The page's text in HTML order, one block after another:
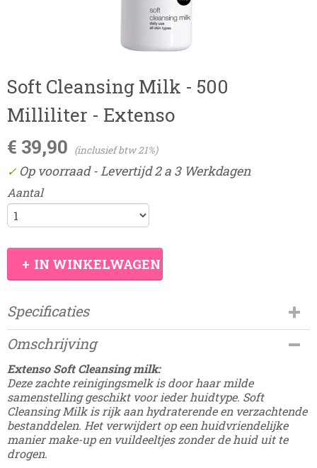
Soft Cleansing Milk - 500
Milliliter - Extenso
€ 39,90
(inclusief btw 21%)
✓ Op voorraad- Levertijd 2 a 3 Werkdagen
Aantal
IN WINKELWAGEN
Specificaties
Productcode
Damesdingetjes-66
Omschrijving
Extenso Soft Cleansing milk:
Deze zachte reinigingsmelk is door haar milde
samenstelling geschikt voor ieder huidtype. Soft
Cleansing Milk is rijk aan hydraterende en verzachtende
bestanddelen. Het verwijdert op een huidvriendelijke
manier make-up en vuildeeltjes zonder de huid uit te
drogen.